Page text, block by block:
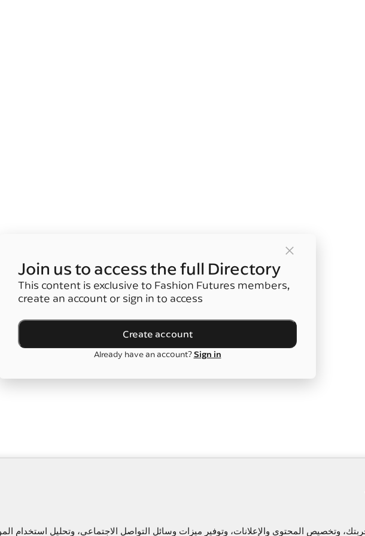
Join us to access the full Directory
This content is exclusive to Fashion Futures members,
create an account or sign in to access
Create account
Already have an account? Sign in